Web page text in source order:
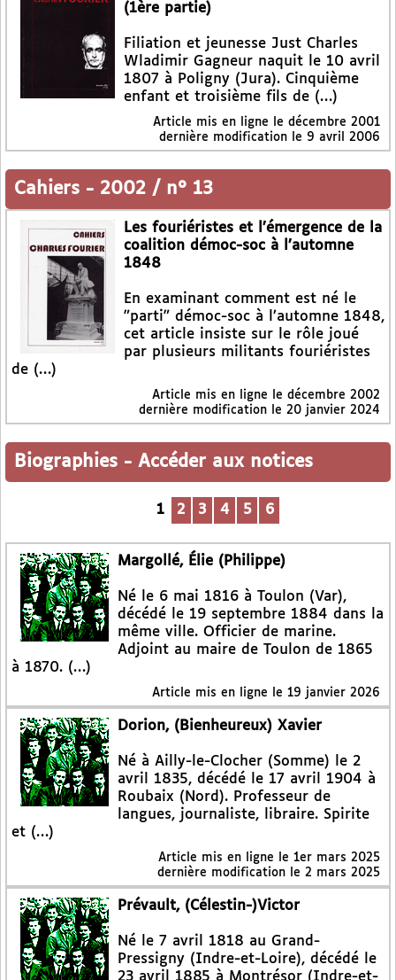
(1ère partie)
Filiation et jeunesse Just Charles
Wladimir Gagneur naquit le 10 avril
1807 à Poligny (Jura). Cinquième
enfant et troisième fils de (…)
Article mis en ligne le décembre 2001
dernière modification le 9 avril 2006
Cahiers - 2002 / n° 13
Les fouriéristes et l’émergence de la
coalition démoc-soc à l’automne
1848
En examinant comment est né le
"parti" démoc-soc à l’automne 1848,
cet article insiste sur le rôle joué
par plusieurs militants fouriéristes
de (…)
Article mis en ligne le décembre 2002
dernière modification le 20 janvier 2024
Biographies - Accéder aux notices
1 2 3 4 5 6
Margollé, Élie (Philippe)
Né le 6 mai 1816 à Toulon (Var),
décédé le 19 septembre 1884 dans la
même ville. Officier de marine.
Adjoint au maire de Toulon de 1865
à 1870. (…)
Article mis en ligne le 19 janvier 2026
Dorion, (Bienheureux) Xavier
Né à Ailly-le-Clocher (Somme) le 2
avril 1835, décédé le 17 avril 1904 à
Roubaix (Nord). Professeur de
langues, journaliste, libraire. Spirite
et (…)
Article mis en ligne le 1er mars 2025
dernière modification le 2 mars 2025
Prévault, (Célestin-)Victor
Né le 7 avril 1818 au Grand-
Pressigny (Indre-et-Loire), décédé le